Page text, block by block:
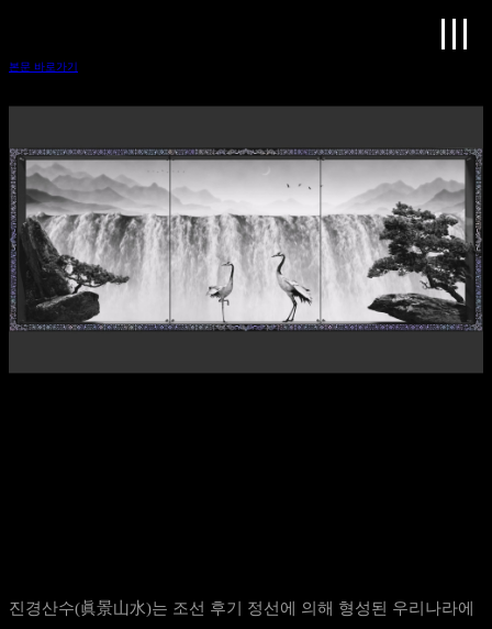
본문 바로가기
진경산수(眞景山水)는 조선 후기 정선에 의해 형성된 우리나라에